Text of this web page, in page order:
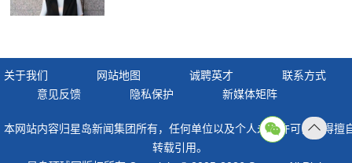
关于我们 网站地图 诚聘英才
联系方式
意见反馈
隐私保护 新媒体矩阵
本网站内容归星岛新闻集团所有，任何单位以及个人未经许可，不得擅
转载引用。